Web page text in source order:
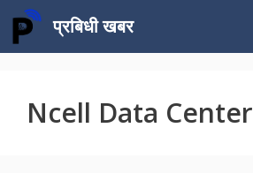
Skip
content
प्रबिधी खबर
Ncell Data Center